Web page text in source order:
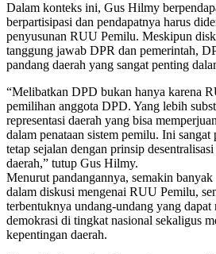
Dalam konteks ini, Gus Hilmy
berpartisipasi dan pendapatnya harus
penyusunan RUU Pemilu. Meskipun
tanggung jawab DPR dan pemerintah,
pandang daerah yang sangat penting
“Melibatkan DPD bukan hanya karena
pemilihan anggota DPD. Yang lebih
representasi daerah yang bisa
dalam penataan sistem pemilu. Ini
tetap sejalan dengan prinsip
daerah,” tutup Gus Hilmy.
Menurut pandangannya, semakin
dalam diskusi mengenai RUU Pemilu,
terbentuknya undang-undang yang dapat
demokrasi di tingkat nasional sekaligus
kepentingan daerah.